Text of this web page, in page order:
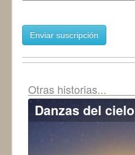
Enviar suscripción
Otras historias...
Danzas del cielo